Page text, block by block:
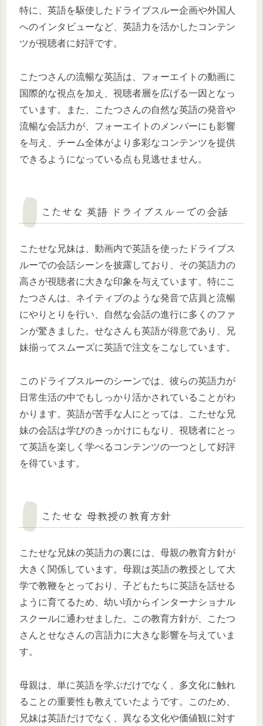
特に、英語を駆使したドライブスルー企画や外国人
へのインタビューなど、英語力を活かしたコンテン
ツが視聴者に好評です。
こたつさんの流暢な英語は、フォーエイトの動画に
国際的な視点を加え、視聴者層を広げる一因となっ
ています。また、こたつさんの自然な英語の発音や
流暢な会話力が、フォーエイトのメンバーにも影響
を与え、チーム全体がより多彩なコンテンツを提供
できるようになっている点も見逃せません。
こたせな 英語 ドライブスルーでの会話
こたせな兄妹は、動画内で英語を使ったドライブス
ルーでの会話シーンを披露しており、その英語力の
高さが視聴者に大きな印象を与えています。特にこ
たつさんは、ネイティブのような発音で店員と流暢
にやりとりを行い、自然な会話の進行に多くのファ
ンが驚きました。せなさんも英語が得意であり、兄
妹揃ってスムーズに英語で注文をこなしています。
このドライブスルーのシーンでは、彼らの英語力が
日常生活の中でもしっかり活かされていることがわ
かります。英語が苦手な人にとっては、こたせな兄
妹の会話は学びのきっかけにもなり、視聴者にとっ
て英語を楽しく学べるコンテンツの一つとして好評
を得ています。
こたせな 母教授の教育方針
こたせな兄妹の英語力の裏には、母親の教育方針が
大きく関係しています。母親は英語の教授として大
学で教鞭をとっており、子どもたちに英語を話せる
ように育てるため、幼い頃からインターナショナル
スクールに通わせました。この教育方針が、こたつ
さんとせなさんの言語力に大きな影響を与えていま
す。
母親は、単に英語を学ぶだけでなく、多文化に触れ
ることの重要性も教えていたようです。このため、
兄妹は英語だけでなく、異なる文化や価値観に対す